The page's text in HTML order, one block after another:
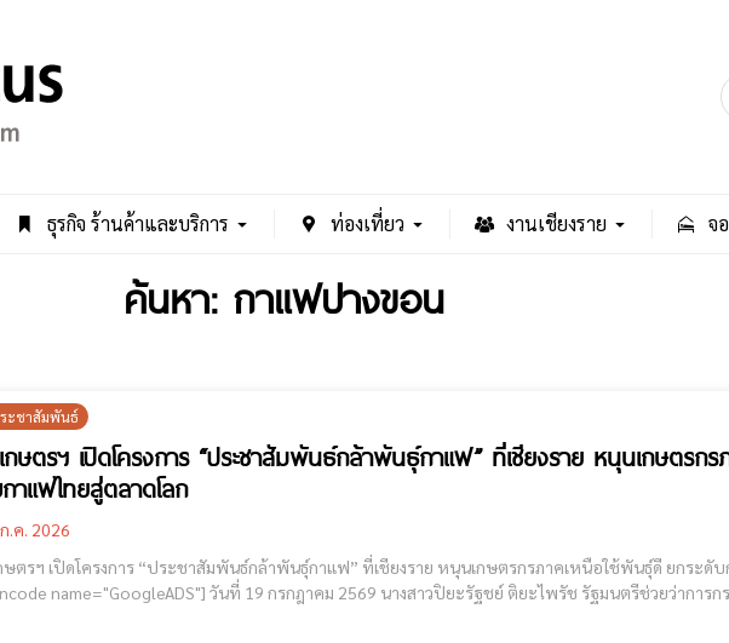
ธุรกิจ ร้านค้าและบริการ ท่องเที่ยว งานเชียงราย จ
ค้นหา: กาแฟปางขอน
ะชาสัมพันธ์
กษตรฯ เปิดโครงการ “ประชาสัมพันธ์กล้าพันธุ์กาแฟ” ที่เชียงราย หนุนเกษตรก
าแฟไทยสู่ตลาดโลก
.ค. 2026
ษตรฯ เปิดโครงการ “ประชาสัมพันธ์กล้าพันธุ์กาแฟ” ที่เชียงราย หนุนเกษตรกรภาคเหนือใช้พันธุ์ดี ยกระดั
วันที่ 19 กรกฎาคม 2569 นางสาวปิยะรัฐชย์ ติยะไพรัช รัฐมนตรีช่วยว่าการกระทรวงเกษตรและสหกรณ์ เป็น